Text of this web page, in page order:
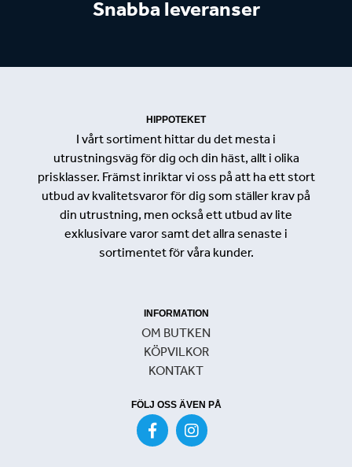
Snabba leveranser
HIPPOTEKET
I vårt sortiment hittar du det mesta i
utrustningsväg för dig och din häst, allt i olika
prisklasser. Främst inriktar vi oss på att ha ett stort
utbud av kvalitetsvaror för dig som ställer krav på
din utrustning, men också ett utbud av lite
exklusivare varor samt det allra senaste i
sortimentet för våra kunder.
INFORMATION
OM BUTKEN
KÖPVILKOR
KONTAKT
FÖLJ OSS ÄVEN PÅ